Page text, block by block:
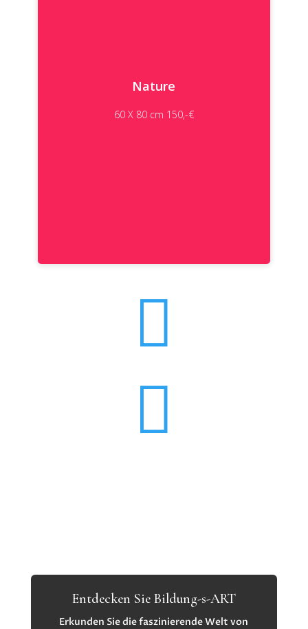
Nature
60 X 80 cm 150,-€


Entdecken Sie Bildung-s-ART
Erkunden Sie die faszinierende Welt von